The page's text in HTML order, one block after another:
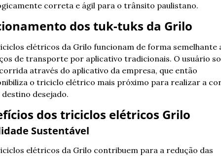
correta e ágil para o trânsito paulistano.
dos tuk-tuks da Grilo
elétricos da Grilo funcionam de forma semelhante
de transporte por aplicativo tradicionais. O usuário
através do aplicativo da empresa, que então
o triciclo elétrico mais próximo para realizar a
desejado.
dos triciclos elétricos Grilo
Sustentável
elétricos da Grilo contribuem para a redução das